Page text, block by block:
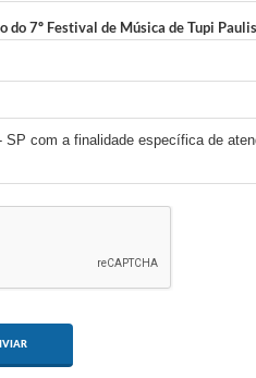
do 7º Festival de Música de Tupi
com a finalidade específica de